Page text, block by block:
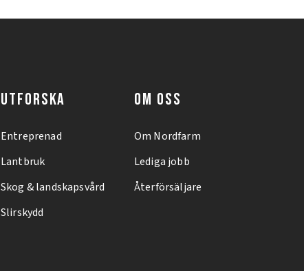
UTFORSKA
Entreprenad
Lantbruk
Skog & landskapsvård
Slirskydd
OM OSS
Om Nordfarm
Lediga jobb
Återförsäljare